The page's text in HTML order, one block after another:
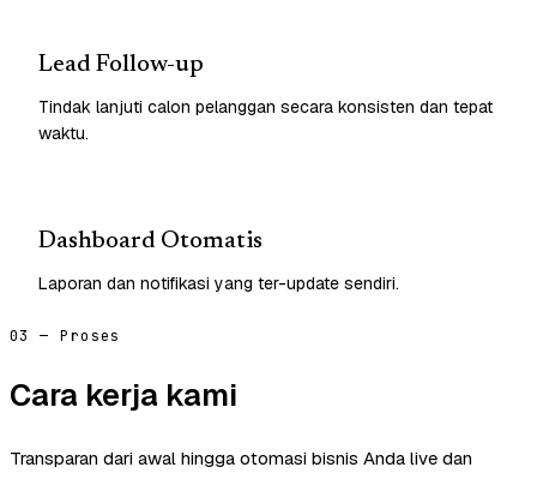
Lead Follow-up
Tindak lanjuti calon pelanggan secara konsisten dan tepat
waktu.
Dashboard Otomatis
Laporan dan notifikasi yang ter-update sendiri.
03 — Proses
Cara kerja kami
Transparan dari awal hingga otomasi bisnis Anda live dan